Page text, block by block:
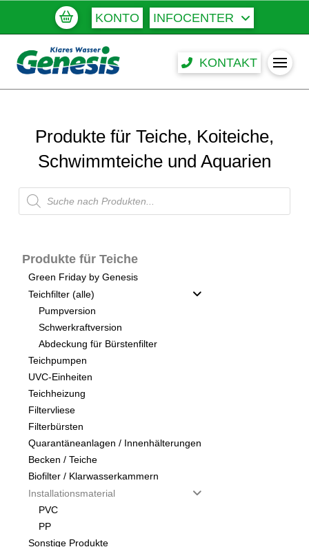
KONTO INFOCENTER
KONTAKT
Produkte für Teiche, Koiteiche,
Schwimmteiche und Aquarien
Products
search
Produkte für Teiche
Green Friday by Genesis
Teichfilter (alle)
Pumpversion
Schwerkraftversion
Abdeckung für Bürstenfilter
Teichpumpen
UVC-Einheiten
Teichheizung
Filtervliese
Filterbürsten
Quarantäneanlagen / Innenhälterungen
Becken / Teiche
Biofilter / Klarwasserkammern
Installationsmaterial
PVC
PP
Sonstige Produkte